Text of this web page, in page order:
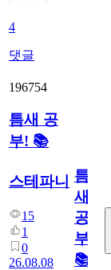
4
댓글
196754
틈새 공
부! 📚
스테파니
15
1
0
26.08.08
틈
새
공
부!
📚